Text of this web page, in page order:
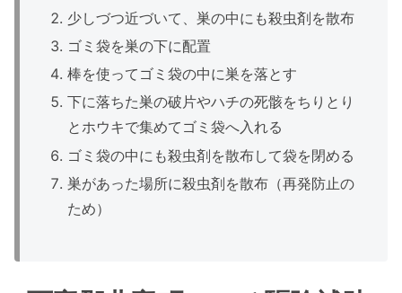
少しづつ近づいて、巣の中にも殺虫剤を散布
ゴミ袋を巣の下に配置
棒を使ってゴミ袋の中に巣を落とす
下に落ちた巣の破片やハチの死骸をちりとり
とホウキで集めてゴミ袋へ入れる
ゴミ袋の中にも殺虫剤を散布して袋を閉める
巣があった場所に殺虫剤を散布（再発防止の
ため）